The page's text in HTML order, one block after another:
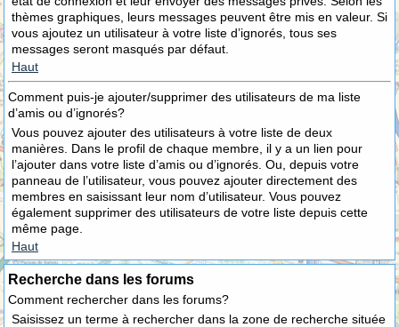
thèmes graphiques, leurs messages peuvent être mis en valeur. Si
vous ajoutez un utilisateur à votre liste d’ignorés, tous ses
messages seront masqués par défaut.
Haut
Comment puis-je ajouter/supprimer des utilisateurs de ma liste
d’amis ou d’ignorés?
Vous pouvez ajouter des utilisateurs à votre liste de deux
manières. Dans le profil de chaque membre, il y a un lien pour
l’ajouter dans votre liste d’amis ou d’ignorés. Ou, depuis votre
panneau de l’utilisateur, vous pouvez ajouter directement des
membres en saisissant leur nom d’utilisateur. Vous pouvez
également supprimer des utilisateurs de votre liste depuis cette
même page.
Haut
Recherche dans les forums
Comment rechercher dans les forums?
Saisissez un terme à rechercher dans la zone de recherche située